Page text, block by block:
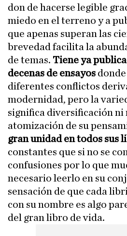
don de hacerse legible
miedo en el terreno y a
que apenas superan las
brevedad facilita la
de temas. Tiene ya
decenas de ensayos
diferentes conflictos
modernidad, pero la
significa diversificación ni
atomización de su
gran unidad en todos sus
constantes que si no se
confusiones por lo que
necesario leerlo en su
sensación de que cada
con su nombre es algo
del gran libro de vida.